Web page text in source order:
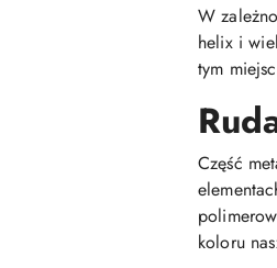
W
helix i
tym
Część
koloru